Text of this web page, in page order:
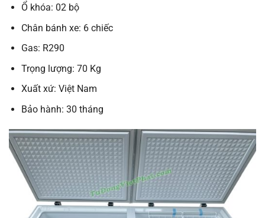
Ổ khóa: 02 bộ
Chân bánh xe: 6 chiếc
Gas: R290
Trọng lượng: 70 Kg
Xuất xứ: Việt Nam
Bảo hành: 30 tháng